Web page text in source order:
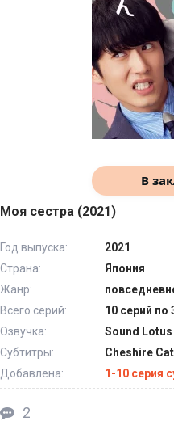
В
Моя сестра (2021)
Год выпуска:
2021
Страна:
Япония
Жанр:
Всего серий:
10 серий по
Озвучка:
Sound
Субтитры:
Cheshire Cat
Добавлена:
1-10 серия
2